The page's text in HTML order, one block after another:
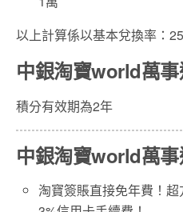
以上計算係以基本兌換率：
中銀淘寶world萬
積分有效期為2年
中銀淘寶world萬
淘寶簽賬直接免年費！